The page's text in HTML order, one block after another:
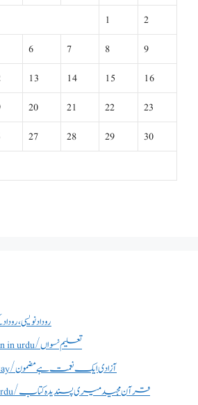
1
2
6 7 8
9
13 14 15
16
20 21 22
23
27 28 29
30
روداد نویسی
essay on taleem e niswan in urdu/تعلیم نسواں
azadi aik Naimat hai essay/آزادی ایک نعمت ہے مضمون
quran majeed essay in urdu/قرآن مجید میری پسندیدہ کتاب